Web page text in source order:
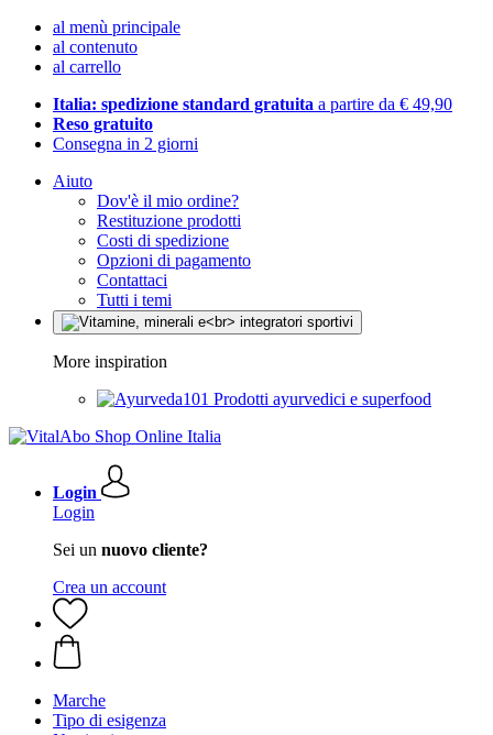
al menù principale
al contenuto
al carrello
Italia: spedizione standard gratuita a partire da € 49,90
Reso gratuito
Consegna in 2 giorni
Aiuto
Dov'è il mio ordine?
Restituzione prodotti
Costi di spedizione
Opzioni di pagamento
Contattaci
Tutti i temi
More inspiration
Prodotti ayurvedici e superfood
Login
Login
Sei un nuovo cliente?
Crea un account
Marche
Tipo di esigenza